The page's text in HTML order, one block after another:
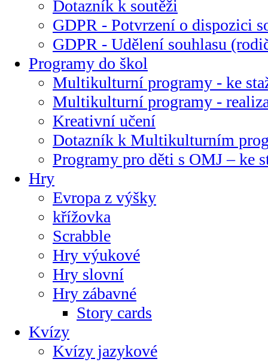
Dotazník k soutěži
GDPR - Potvrzení o dispozici
GDPR - Udělení souhlasu
Programy do škol
Multikulturní programy - ke
Multikulturní programy -
Kreativní učení
Dotazník k Multikulturním
Programy pro děti s OMJ – ke
Hry
Evropa z výšky
křížovka
Scrabble
Hry výukové
Hry slovní
Hry zábavné
Story cards
Kvízy
Kvízy jazykové